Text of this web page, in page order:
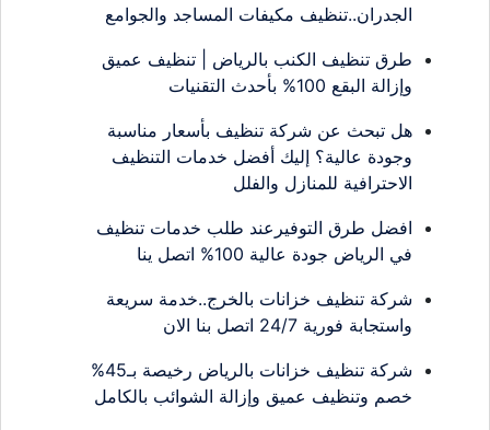
الجدران..تنظيف مكيفات المساجد والجوامع
طرق تنظيف الكنب بالرياض | تنظيف عميق
وإزالة البقع 100% بأحدث التقنيات
هل تبحث عن شركة تنظيف بأسعار مناسبة
وجودة عالية؟ إليك أفضل خدمات التنظيف
الاحترافية للمنازل والفلل
افضل طرق التوفيرعند طلب خدمات تنظيف
في الرياض جودة عالية 100% اتصل ينا
شركة تنظيف خزانات بالخرج..خدمة سريعة
واستجابة فورية 24/7 اتصل بنا الان
شركة تنظيف خزانات بالرياض رخيصة بـ45%
خصم وتنظيف عميق وإزالة الشوائب بالكامل